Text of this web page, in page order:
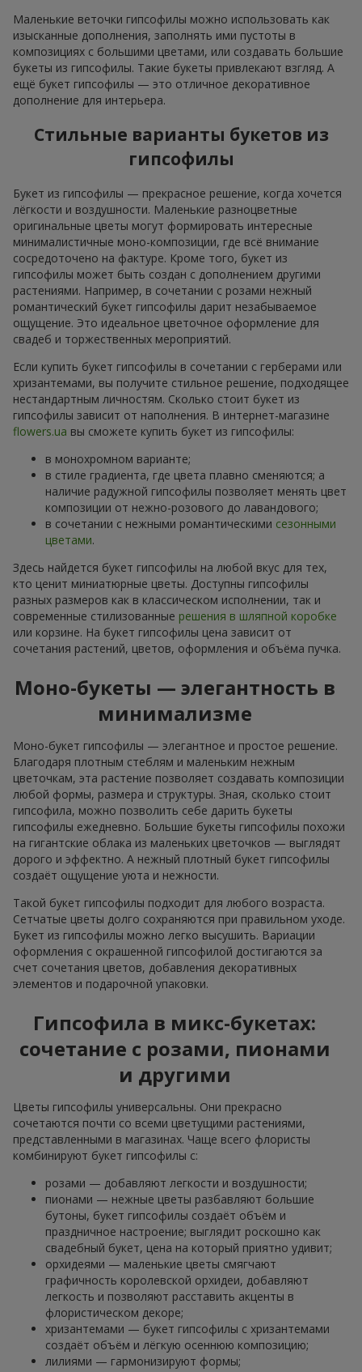
Маленькие веточки гипсофилы можно использовать как
изысканные дополнения, заполнять ими пустоты в
композициях с большими цветами, или создавать большие
букеты из гипсофилы. Такие букеты привлекают взгляд. А
ещё букет гипсофилы — это отличное декоративное
дополнение для интерьера.
Стильные варианты букетов из
гипсофилы
Букет из гипсофилы — прекрасное решение, когда хочется
лёгкости и воздушности. Маленькие разноцветные
оригинальные цветы могут формировать интересные
минималистичные моно-композиции, где всё внимание
сосредоточено на фактуре. Кроме того, букет из
гипсофилы может быть создан с дополнением другими
растениями. Например, в сочетании с розами нежный
романтический букет гипсофилы дарит незабываемое
ощущение. Это идеальное цветочное оформление для
свадеб и торжественных мероприятий.
Если купить букет гипсофилы в сочетании с герберами или
хризантемами, вы получите стильное решение, подходящее
нестандартным личностям. Сколько стоит букет из
гипсофилы зависит от наполнения. В интернет-магазине
flowers.ua вы сможете купить букет из гипсофилы:
в монохромном варианте;
в стиле градиента, где цвета плавно сменяются; а
наличие радужной гипсофилы позволяет менять цвет
композиции от нежно-розового до лавандового;
в сочетании с нежными романтическими сезонными
цветами.
Здесь найдется букет гипсофилы на любой вкус для тех,
кто ценит миниатюрные цветы. Доступны гипсофилы
разных размеров как в классическом исполнении, так и
современные стилизованные решения в шляпной коробке
или корзине. На букет гипсофилы цена зависит от
сочетания растений, цветов, оформления и объёма пучка.
Моно-букеты — элегантность в
минимализме
Моно-букет гипсофилы — элегантное и простое решение.
Благодаря плотным стеблям и маленьким нежным
цветочкам, эта растение позволяет создавать композиции
любой формы, размера и структуры. Зная, сколько стоит
гипсофила, можно позволить себе дарить букеты
гипсофилы ежедневно. Большие букеты гипсофилы похожи
на гигантские облака из маленьких цветочков — выглядят
дорого и эффектно. А нежный плотный букет гипсофилы
создаёт ощущение уюта и нежности.
Такой букет гипсофилы подходит для любого возраста.
Сетчатые цветы долго сохраняются при правильном уходе.
Букет из гипсофилы можно легко высушить. Вариации
оформления с окрашенной гипсофилой достигаются за
счет сочетания цветов, добавления декоративных
элементов и подарочной упаковки.
Гипсофила в микс-букетах:
сочетание с розами, пионами
и другими
Цветы гипсофилы универсальны. Они прекрасно
сочетаются почти со всеми цветущими растениями,
представленными в магазинах. Чаще всего флористы
комбинируют букет гипсофилы с:
розами — добавляют легкости и воздушности;
пионами — нежные цветы разбавляют большие
бутоны, букет гипсофилы создаёт объём и
праздничное настроение; выглядит роскошно как
свадебный букет, цена на который приятно удивит;
орхидеями — маленькие цветы смягчают
графичность королевской орхидеи, добавляют
легкость и позволяют расставить акценты в
флористическом декоре;
хризантемами — букет гипсофилы с хризантемами
создаёт объём и лёгкую осеннюю композицию;
лилиями — гармонизируют формы;